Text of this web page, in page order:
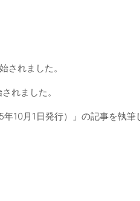
されました。
れました。
10月1日発行）」の記事を執筆